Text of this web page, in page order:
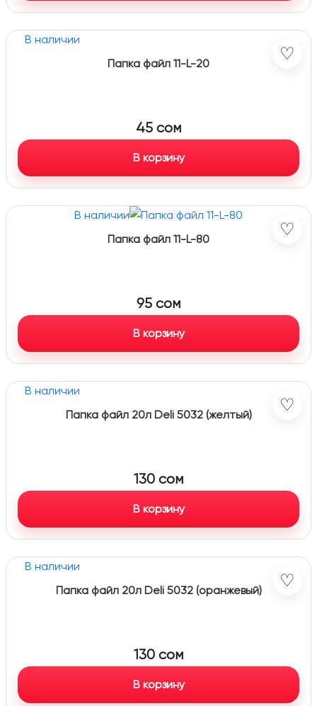
В наличии
♡
Папка файл 11-L-20
45 сом
В корзину
В наличии
♡
Папка файл 11-L-80
95 сом
В корзину
В наличии
♡
Папка файл 20л Deli 5032 (желтый)
130 сом
В корзину
В наличии
♡
Папка файл 20л Deli 5032 (оранжевый)
130 сом
В корзину